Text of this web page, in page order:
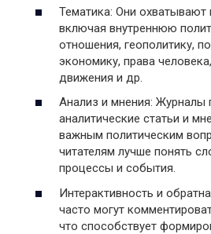
Тематика: Они охватывают
включая внутреннюю
отношения, геополитику,
экономику, права
движения и др.
Анализ и мнения: Журналы
аналитические статьи и
важным политическим
читателям лучше понять
процессы и события.
Интерактивность и
часто могут
что способствует